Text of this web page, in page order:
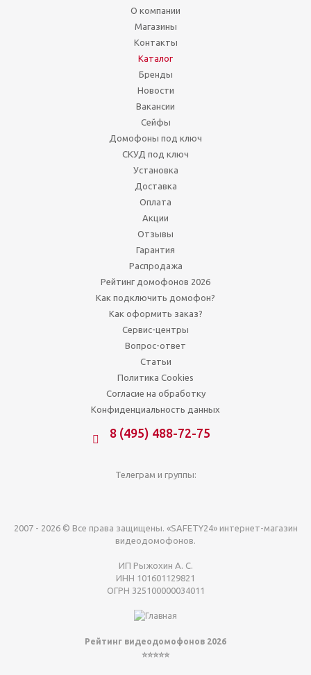
О компании
Магазины
Контакты
Каталог
Бренды
Новости
Вакансии
Сейфы
Домофоны под ключ
СКУД под ключ
Установка
Доставка
Оплата
Акции
Отзывы
Гарантия
Распродажа
Рейтинг домофонов 2026
Как подключить домофон?
Как оформить заказ?
Сервис-центры
Вопрос-ответ
Статьи
Политика Cookies
Согласие на обработку
Конфиденциальность данных
8 (495) 488-72-75
Телеграм и группы:
2007 - 2026 © Все права защищены. «SAFETY24» интернет-магазин
видеодомофонов.
ИП Рыжохин А. С.
ИНН 101601129821
ОГРН 325100000034011
Рейтинг видеодомофонов 2026
⭐⭐⭐⭐⭐